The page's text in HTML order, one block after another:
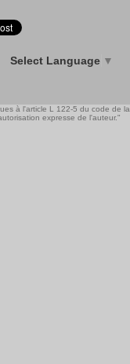
Select Language ▼
à l'article L 122-5 du code de la
expresse de l'auteur."